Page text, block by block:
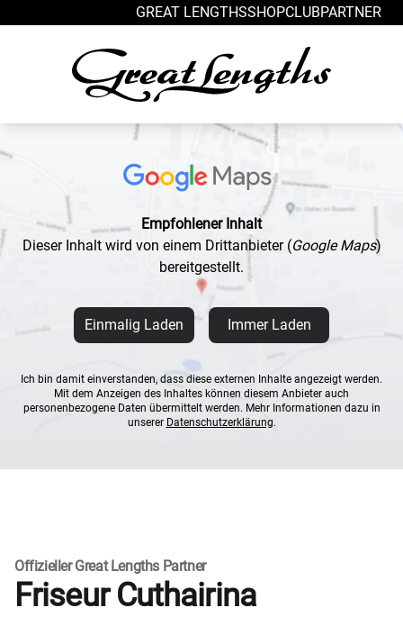
GREAT LENGTHSSHOPCLUBPARTNER
Empfohlener Inhalt
Dieser Inhalt wird von einem Drittanbieter (Google Maps)
bereitgestellt.
Einmalig Laden Immer Laden
Ich bin damit einverstanden, dass diese externen Inhalte angezeigt werden.
Mit dem Anzeigen des Inhaltes können diesem Anbieter auch
personenbezogene Daten übermittelt werden. Mehr Informationen dazu in
unserer Datenschutzerklärung.
Offizieller Great Lengths Partner
Friseur Cuthairina